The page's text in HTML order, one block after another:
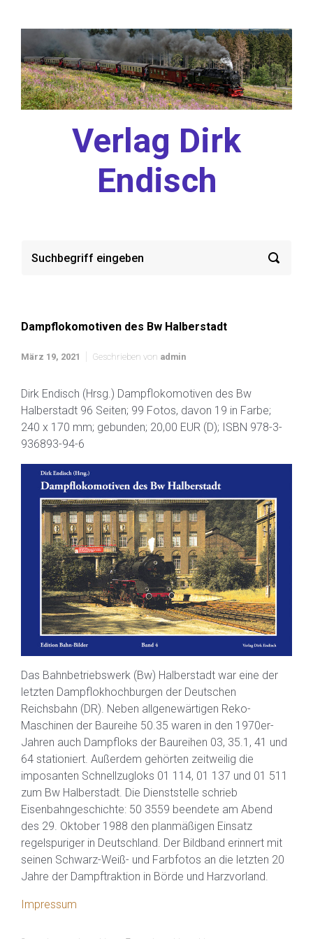
Verlag Dirk
Endisch
Dampflokomotiven des Bw Halberstadt
März 19, 2021 Geschrieben von admin
Dirk Endisch (Hrsg.) Dampflokomotiven des Bw
Halberstadt 96 Seiten; 99 Fotos, davon 19 in Farbe;
240 x 170 mm; gebunden; 20,00 EUR (D); ISBN 978-3-
936893-94-6
Das Bahnbetriebswerk (Bw) Halberstadt war eine der
letzten Dampflokhochburgen der Deutschen
Reichsbahn (DR). Neben allgenewärtigen Reko-
Maschinen der Baureihe 50.35 waren in den 1970er-
Jahren auch Dampfloks der Baureihen 03, 35.1, 41 und
64 stationiert. Außerdem gehörten zeitweilig die
imposanten Schnellzugloks 01 114, 01 137 und 01 511
zum Bw Halberstadt. Die Dienststelle schrieb
Eisenbahngeschichte: 50 3559 beendete am Abend
des 29. Oktober 1988 den planmäßigen Einsatz
regelspuriger in Deutschland. Der Bildband erinnert mit
seinen Schwarz-Weiß- und Farbfotos an die letzten 20
Jahre der Dampftraktion in Börde und Harzvorland.
Impressum